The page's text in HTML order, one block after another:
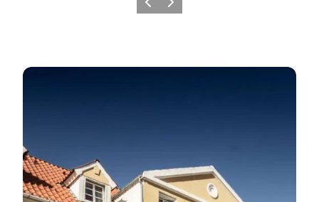
ForrigeNeste
Se alle overnattings-muligheter